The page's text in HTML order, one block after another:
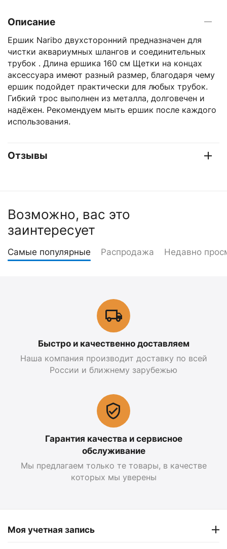
Описание
Ершик Naribo двухсторонний предназначен для
чистки аквариумных шлангов и соединительных
трубок . Длина ершика 160 см Щетки на концах
аксессуара имеют разный размер, благодаря чему
ершик подойдет практически для любых трубок.
Гибкий трос выполнен из металла, долговечен и
надёжен. Рекомендуем мыть ершик после каждого
использования.
Отзывы
Возможно, вас это
заинтересует
Самые популярные Распродажа Недавно
Быстро и качественно доставляем
Наша компания производит доставку по всей
России и ближнему зарубежью
Гарантия качества и сервисное
обслуживание
Мы предлагаем только те товары, в качестве
которых мы уверены
Моя учетная запись